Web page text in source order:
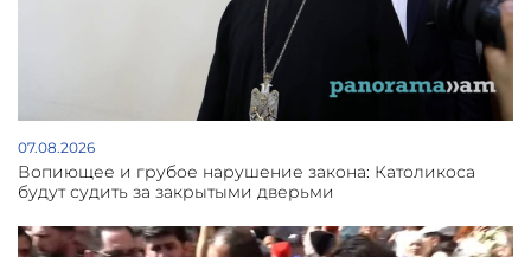
07.08.2026
Вопиющее и грубое нарушение закона: Католикоса
будут судить за закрытыми дверьми